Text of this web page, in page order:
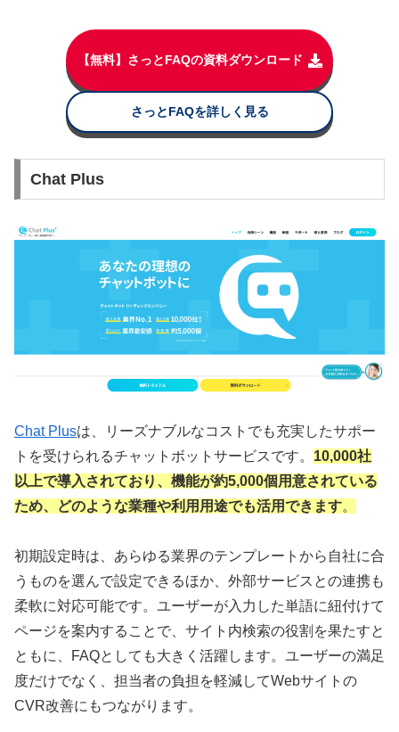
【無料】さっとFAQの資料ダウンロード
さっとFAQを詳しく見る
Chat Plus
Chat Plusは、リーズナブルなコストでも充実したサポー
トを受けられるチャットボットサービスです。 10,000社
以上で導入されており、機能が約5,000個用意されている
ため、どのような業種や利用用途でも活用できます。
初期設定時は、あらゆる業界のテンプレートから自社に合
うものを選んで設定できるほか、外部サービスとの連携も
柔軟に対応可能です。ユーザーが入力した単語に紐付けて
ページを案内することで、サイト内検索の役割を果たすと
ともに、FAQとしても大きく活躍します。ユーザーの満足
度だけでなく、担当者の負担を軽減してWebサイトの
CVR改善にもつながります。